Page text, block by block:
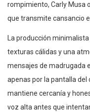
rompimiento, Carly Musa
que transmite cansancio
La producción
texturas cálidas y una
mensajes de madrugada
apenas por la pantalla del
mantiene cercanía y
voz alta antes que